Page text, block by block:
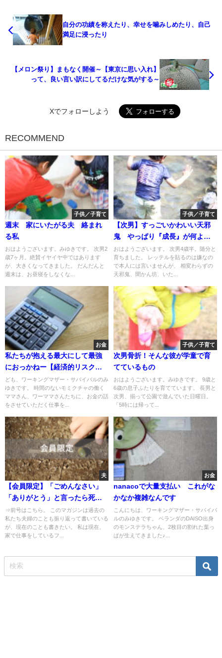
自分の功績を称えたり、幸せを噛みしめたり、自己
満足に浸ったり
【メロン祭り】まもなく開催～【東京に思い入れ】
って、良い言い訳にしてるだけな気がする～
Xでフォローしよう
RECOMMEND
子供／子育て
週末 家にいたがる夫 絡まれ
る私
おはようございます。みゆきです。 次男2
歳7ヶ月。絶賛イヤイヤ中ではあります
が、大きくなってきました。 だんだんと
週末は、お昼寝をしなくな...
子供／子育て
【次男】すっごいかわいい天邪
鬼 やっぱり『成長』が何より
の変化
おはようございます。 次男4歳半。随分と
育ちました。 レッテルを貼るのは嫌なの
で本人には言いませんが、 相変わらずの
天邪鬼、聞かん坊、いた...
お金
私たちが抱える最大にして最強
におっかねー【経済的リスク】
とは
ども、ワーキングマザー・サバイバルのみ
ゆきです。 時間のないモミクチャの働く
ママさん、ワーママさんたちに、お金の話
をさせていただく仕事を...
子供／子育て
次男骨折！そんな彼が学童で育
てているもの
おはようございます。みゆきです。 9歳と
6歳の息子ふたりを育てています。 長男と
次男、揃って公園で遊んでいた日曜日。
「5時には帰って...
夫
【会員限定】「ごめんなさい」
「ありがとう」と言ったら死ぬ
病
⇒前号はこちら。 このマガジンは過去の
私たち夫婦のことも振り返って書いている
が、現在のことも書きたい。 私は現在、
家で仕事をしているフ...
お金
nanacoで大量支払い これがな
かなか複雑なんです
こんにちは、ワーキングマザー・サバイバ
ルのみゆきです。 ベランダのDAISO出身
のモンステラちゃん、2枚目の割れた葉っ
ぱが生えてきました♪...